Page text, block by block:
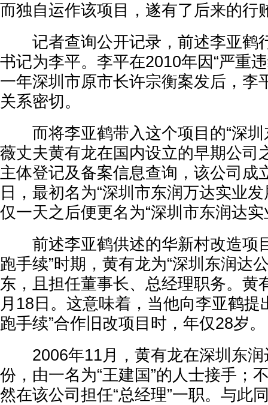
而独自运作该项目，遂有了后来的行
记者查询公开记录，前述李亚鹤
书记为李平。李平在2010年因“严重
一年深圳市原市长许宗衡案发后，李
关系密切。
而将李亚鹤带入这个项目的“深圳
薇丈夫黄有龙在国内设立的早期公司
主体登记及备案信息查询，该公司成
日，最初名为“深圳市东润万达实业
仅一天之后便更名为“深圳市东润达
前述李亚鹤供述的华新村改造项
跑手续”时期，黄有龙为“深圳东润达
东，且担任董事长、总经理职务。黄
月18日。这意味着，当他向李亚鹤提
跑手续”合作旧改项目时，年仅28岁。
2006年11月，黄有龙在深圳东润
份，由一名为“王建国”的人士接手；
然在该公司担任“总经理”一职。与此